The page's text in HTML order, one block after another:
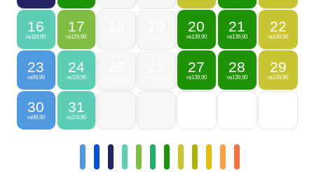
16
R$119,90
17
R$129,90
20
R$139,90
21
R$139,90
22
R$149,90
23
R$99,90
24
R$119,90
27
R$139,90
28
R$139,90
29
R$149,90
30
R$99,90
31
R$119,90